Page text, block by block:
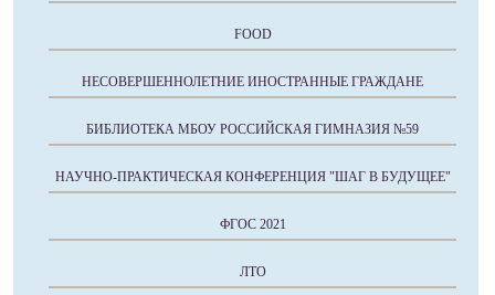
FOOD
НЕСОВЕРШЕННОЛЕТНИЕ ИНОСТРАННЫЕ ГРАЖДАНЕ
БИБЛИОТЕКА МБОУ РОССИЙСКАЯ ГИМНАЗИЯ №59
НАУЧНО-ПРАКТИЧЕСКАЯ КОНФЕРЕНЦИЯ "ШАГ В БУДУЩЕЕ"
ФГОС 2021
ЛТО